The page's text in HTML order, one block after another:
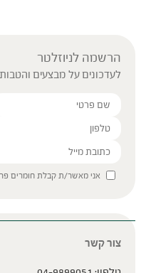
הרשמה לניוזלטר
לעדכונים על מבצעים
Please leave this field empty.
אני מאשר/ת קבלת חומרים
צור קשר